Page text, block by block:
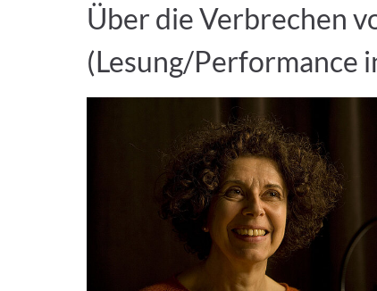
Über die Verbrechen
(Lesung/Performance